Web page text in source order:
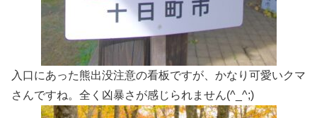
入口にあった熊出没注意の看板ですが、かなり可愛いクマ
さんですね。全く凶暴さが感じられません(^_^;)